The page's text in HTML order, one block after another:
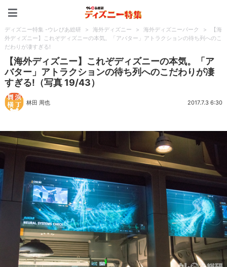
ディズニー特集 -ウレぴあ総研 > 海外ディズニー > 海外ディズニーパーク >
【海
外ディズニー】これぞディズニーの本気。「アバター」アトラクションの待ち列へのこ
だわりが凄すぎる!
【海外ディズニー】これぞディズニーの本気。「ア
バター」アトラクションの待ち列へのこだわりが凄
すぎる!（写真 19/43）
林田 周也 2017.7.3 6:30